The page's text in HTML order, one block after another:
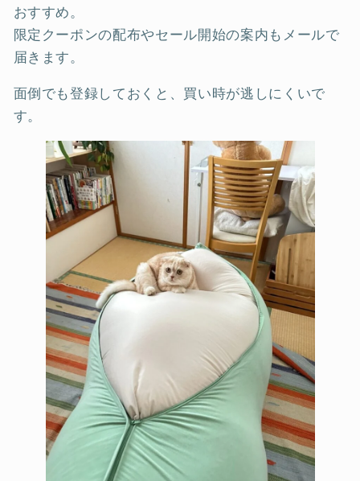
おすすめ。
限定クーポンの配布やセール開始の案内もメールで
届きます。
面倒でも登録しておくと、買い時が逃しにくいで
す。